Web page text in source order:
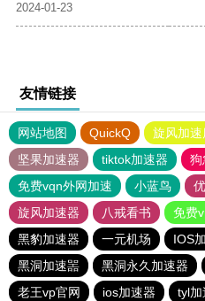
2024-01-23
友情链接
网站地图 QuickQ 旋风加速
坚果加速器
tiktok加速器
狗
免费vqn外网加速
小蓝鸟
旋风加速器
八戒看书
免费
黑豹加速器
一元机场 IOS
黑洞加速噐
黑洞永久加速器
老王vp官网
ios加速器 tyl加